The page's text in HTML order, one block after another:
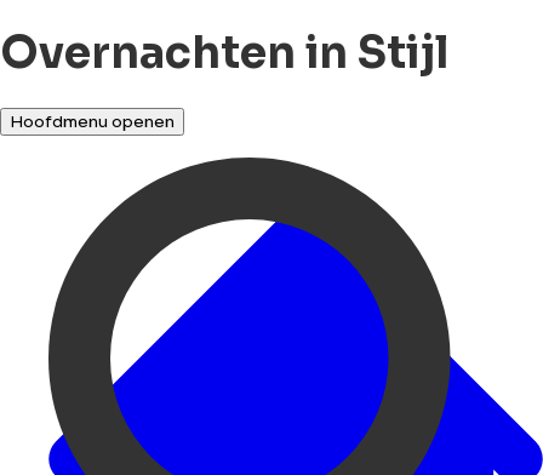
Overnachten in Stijl
Hoofdmenu openen